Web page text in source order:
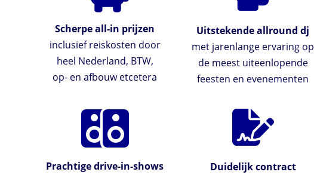
Scherpe all-in prijzen
inclusief reiskosten door
heel Nederland, BTW,
op- en afbouw etcetera
Uitstekende allround dj
met jarenlange ervaring op
de meest uiteenlopende
feesten en evenementen
Prachtige drive-in-shows
Duidelijk contract